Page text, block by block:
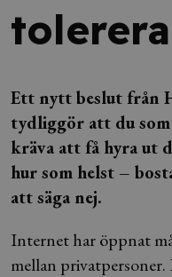
Ett nytt beslut från
tydliggör att du
kräva att få hyra ut
hur som helst –
att säga nej.
Internet har öppnat
mellan